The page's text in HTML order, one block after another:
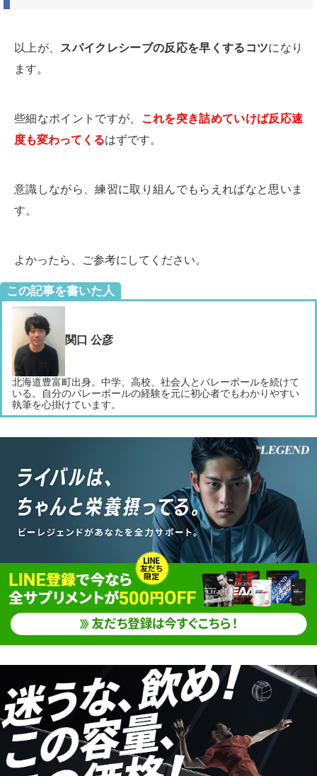
以上が、 スパイクレシーブの反応を早くするコツになり
ます。
些細なポイントですが、 これを突き詰めていけば反応速
度も変わってくるはずです。
意識しながら、練習に取り組んでもらえればなと思いま
す。
よかったら、ご参考にしてください。
この記事を書いた人
関口 公彦
北海道豊富町出身。中学、高校、社会人とバレーボールを続けて
いる。自分のバレーボールの経験を元に初心者でもわかりやすい
執筆を心掛けています。